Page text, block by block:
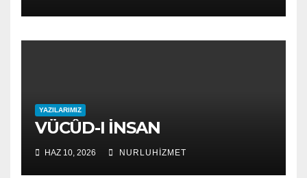
YAZILARIMIZ
VÜCÛD-I İNSAN
HAZ 10, 2026 NURLUHIZMET